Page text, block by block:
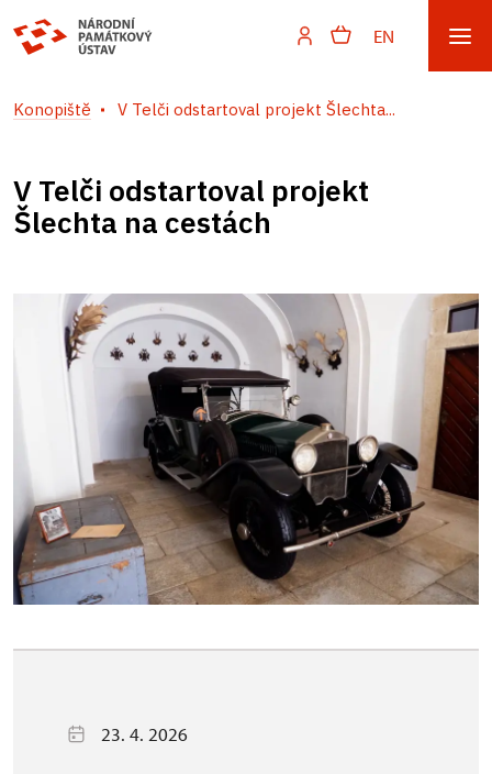
EN
Konopiště V Telči odstartoval projekt Šlechta...
V Telči odstartoval projekt
Šlechta na cestách
23. 4. 2026